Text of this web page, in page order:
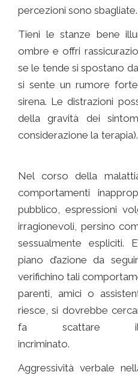
percezioni sono sbagliate.
Tieni le stanze bene
ombre e offri
se le tende si spostano
si sente un rumore
sirena. Le distrazioni
della gravità dei
considerazione la terapia).
Nel corso della
comportamenti
pubblico, espressioni
irragionevoli, persino
sessualmente espliciti.
piano d’azione da
verifichino tali
parenti, amici o
riesce, si dovrebbe
fa scattare il
incriminato.
Aggressività verbale